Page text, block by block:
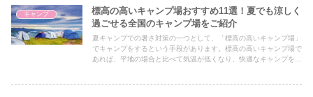
キャンプ
標高の高いキャンプ場おすすめ11選！夏でも涼しく
過ごせる全国のキャンプ場をご紹介
夏キャンプでの暑さ対策の一つとして、「標高の高いキャンプ場」
でキャンプをするという手段があります。標高の高いキャンプ場で
あれば、平地の場合と比べて気温が低くなり、快適なキャンプを楽